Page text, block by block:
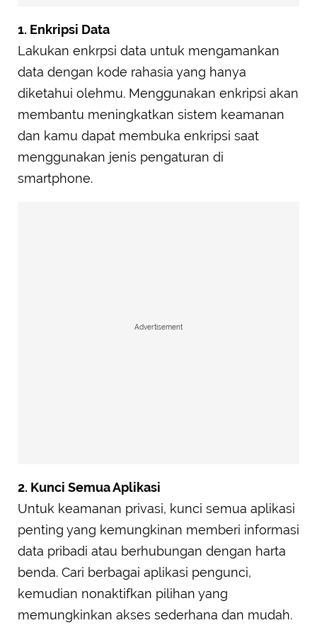
1. Enkripsi Data
Lakukan enkrpsi data untuk mengamankan
data dengan kode rahasia yang hanya
diketahui olehmu. Menggunakan enkripsi akan
membantu meningkatkan sistem keamanan
dan kamu dapat membuka enkripsi saat
menggunakan jenis pengaturan di
smartphone.
Advertisement
2. Kunci Semua Aplikasi
Untuk keamanan privasi, kunci semua aplikasi
penting yang kemungkinan memberi informasi
data pribadi atau berhubungan dengan harta
benda. Cari berbagai aplikasi pengunci,
kemudian nonaktifkan pilihan yang
memungkinkan akses sederhana dan mudah.